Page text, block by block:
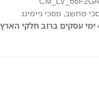
מחשב, מסכי גיימינג